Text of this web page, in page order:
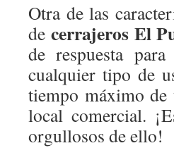
Otra de las
de cerrajeros El
de respuesta
cualquier tipo de
tiempo máximo de
local comercial.
orgullosos de ello!